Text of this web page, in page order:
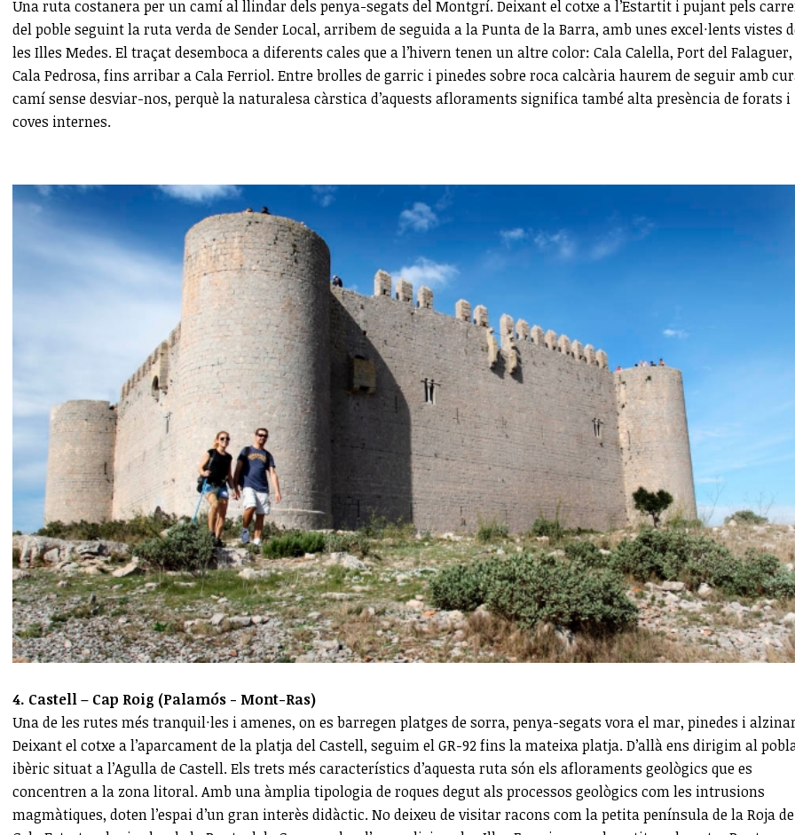
Una ruta costanera per un camí al llindar dels penya-segats del Montgrí. Deixant el cotxe a l’Estartit i pujant pels
del poble seguint la ruta verda de Sender Local, arribem de seguida a la Punta de la Barra, amb unes excel·lents vistes
les Illes Medes. El traçat desemboca a diferents cales que a l’hivern tenen un altre color: Cala Calella, Port del Falaguer,
Cala Pedrosa, fins arribar a Cala Ferriol. Entre brolles de garric i pinedes sobre roca calcària haurem de seguir amb
camí sense desviar-nos, perquè la naturalesa càrstica d’aquests afloraments significa també alta presència de forats i
coves internes.
4. Castell – Cap Roig (Palamós - Mont-Ras)
Una de les rutes més tranquil·les i amenes, on es barregen platges de sorra, penya-segats vora el mar, pinedes i
Deixant el cotxe a l’aparcament de la platja del Castell, seguim el GR-92 fins la mateixa platja. D’allà ens dirigim al
ibèric situat a l’Agulla de Castell. Els trets més característics d’aquesta ruta són els afloraments geològics que es
concentren a la zona litoral. Amb una àmplia tipologia de roques degut als processos geològics com les intrusions
magmàtiques, doten l’espai d’un gran interès didàctic. No deixeu de visitar racons com la petita península de la Roja de